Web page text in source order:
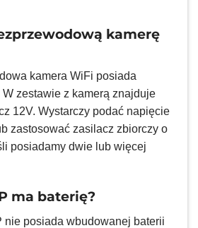
kamerę
kamera WiFi posiada
zestawie z kamerą znajduje
12V. Wystarczy podać napięcie
zastosować zasilacz zbiorczy o
posiadamy dwie lub więcej
ma baterię?
nie posiada wbudowanej baterii